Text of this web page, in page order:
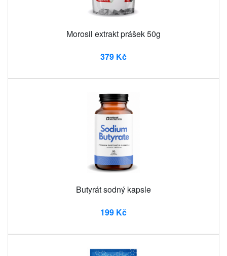
Morosil extrakt prášek 50g
379 Kč
Butyrát sodný kapsle
199 Kč